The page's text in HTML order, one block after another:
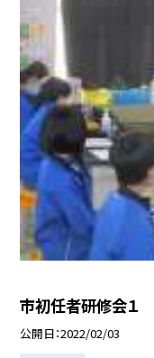
市初任者研修会１
公開日 2022/02/03